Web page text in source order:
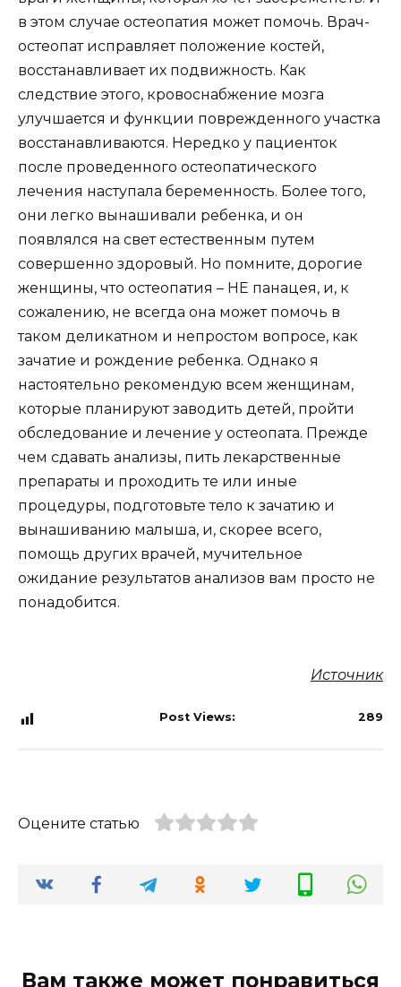
в этом случае остеопатия может помочь. Врач-
остеопат исправляет положение костей,
восстанавливает их подвижность. Как
следствие этого, кровоснабжение мозга
улучшается и функции поврежденного участка
восстанавливаются. Нередко у пациенток
после проведенного остеопатического
лечения наступала беременность. Более того,
они легко вынашивали ребенка, и он
появлялся на свет естественным путем
совершенно здоровый. Но помните, дорогие
женщины, что остеопатия – НЕ панацея, и, к
сожалению, не всегда она может помочь в
таком деликатном и непростом вопросе, как
зачатие и рождение ребенка. Однако я
настоятельно рекомендую всем женщинам,
которые планируют заводить детей, пройти
обследование и лечение у остеопата. Прежде
чем сдавать анализы, пить лекарственные
препараты и проходить те или иные
процедуры, подготовьте тело к зачатию и
вынашиванию малыша, и, скорее всего,
помощь других врачей, мучительное
ожидание результатов анализов вам просто не
понадобится.
Источник
Post Views: 289
Оцените статью
Вам также может понравиться